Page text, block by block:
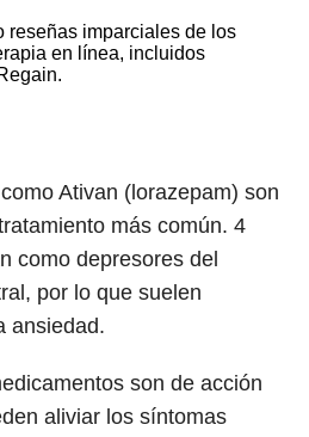
reseñas imparciales de los
en línea, incluidos
Ativan (lorazepam) son
más común. 4
como depresores del
por lo que suelen
ansiedad.
son de acción
aliviar los síntomas